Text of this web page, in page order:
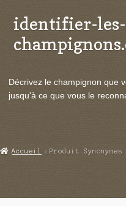
Aller
à
la
Aller
au
contenu
identifier-les-
Actualités
Echanges et contacts
Décrivez le champignon que
jusqu'à ce que vous le
Accueil Produit Synonymes